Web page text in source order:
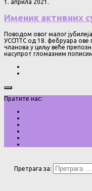
1. априла 2021.
Именик активних
Поводом овог малог
УССПТС од 18. фебруара ове
чланова у циљу веће
насупрот гломазним
Пратите нас:
Претрага за: